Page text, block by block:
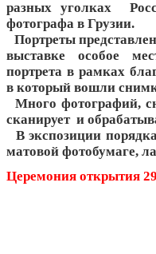
разных уголках
фотографа в Грузии.
Портреты
выставке особое
портрета в рамках
в который вошли
Много фотографий,
сканирует и
В экспозиции
матовой фотобумаге,
Церемония открытия